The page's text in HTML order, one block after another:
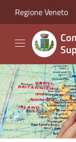
Regione Veneto